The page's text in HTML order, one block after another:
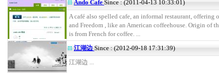
Ando Cafe Since : (2011-04-13 10:33:01)
A café also spelled cafe, an informal restaurant, offering
and Freedom , like an American coffeehouse. Origin of
is from French for coffee. ...
江湖边 Since : (2012-09-18 17:31:39)
江湖边 ...